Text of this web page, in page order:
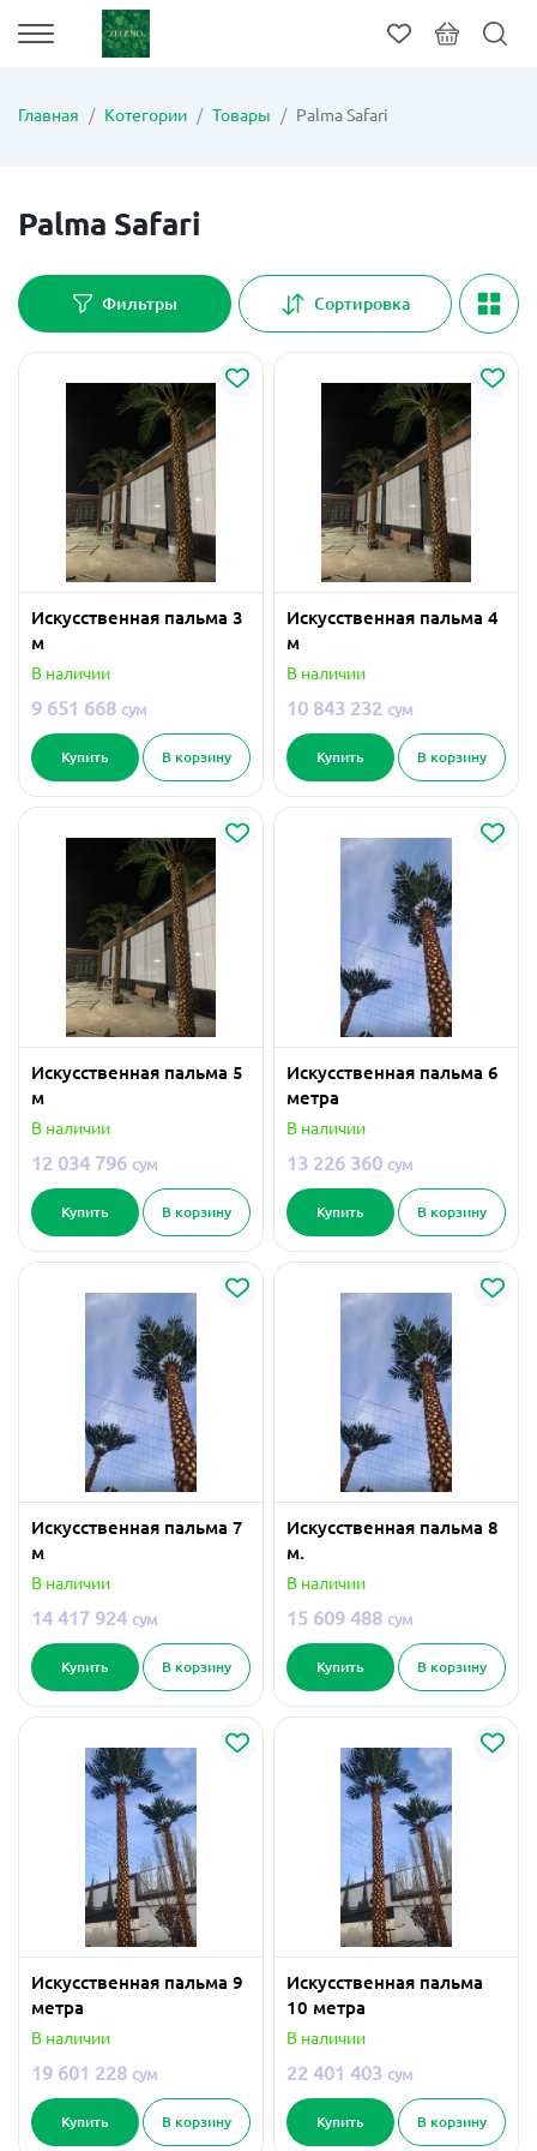
Главная Котегории Товары Palma Safari
Palma Safari
Фильтры Сортировка
Искусственная пальма 3
м
В наличии
9 651 668 сум
Купить В корзину
Искусственная пальма 4
м
В наличии
10 843 232 сум
Купить В корзину
Искусственная пальма 5
м
В наличии
12 034 796 сум
Купить В корзину
Искусственная пальма 6
метра
В наличии
13 226 360 сум
Купить В корзину
Искусственная пальма 7
м
В наличии
14 417 924 сум
Купить В корзину
Искусственная пальма 8
м.
В наличии
15 609 488 сум
Купить В корзину
Искусственная пальма 9
метра
В наличии
19 601 228 сум
Купить В корзину
Искусственная пальма
10 метра
В наличии
22 401 403 сум
Купить В корзину